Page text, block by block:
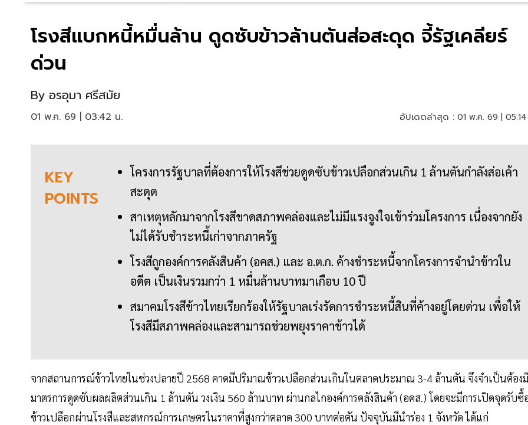
โรงสีแบกหนี้หมื่นล้าน ดูดซับข้าวล้านตันส่อสะดุด จี้รัฐเคลียร์
ด่วน
By อรอุมา ศรีสมัย
01 พ.ค. 69 | 03:42 น. อัปเดตล่าสุด : 01 พ.ค. 69 |
KEY
POINTS
โครงการรัฐบาลที่ต้องการให้โรงสีช่วยดูดซับข้าวเปลือกส่วนเกิน 1 ล้านตันกำลังส่อเค้า
สะดุด
สาเหตุหลักมาจากโรงสีขาดสภาพคล่องและไม่มีแรงจูงใจเข้าร่วมโครงการ เนื่องจากยัง
ไม่ได้รับชำระหนี้เก่าจากภาครัฐ
โรงสีถูกองค์การคลังสินค้า (อคส.) และ อ.ต.ก. ค้างชำระหนี้จากโครงการจำนำข้าวใน
อดีต เป็นเงินรวมกว่า 1 หมื่นล้านบาทมาเกือบ 10 ปี
สมาคมโรงสีข้าวไทยเรียกร้องให้รัฐบาลเร่งรัดการชำระหนี้สินที่ค้างอยู่โดยด่วน เพื่อให้
โรงสีมีสภาพคล่องและสามารถช่วยพยุงราคาข้าวได้
จากสถานการณ์ข้าวไทยในช่วงปลายปี 2568 คาดมีปริมาณข้าวเปลือกส่วนเกินในตลาดประมาณ 3-4 ล้านตัน จึงจำเป็นต้องมี
มาตรการดูดซับผลผลิตส่วนเกิน 1 ล้านตัน วงเงิน 560 ล้านบาท ผ่านกลไกองค์การคลังสินค้า (อคส.) โดยจะมีการเปิดจุดรับซื้
ข้าวเปลือกผ่านโรงสีและสหกรณ์การเกษตรในราคาที่สูงกว่าตลาด 300 บาทต่อตัน ปัจจุบันมีนำร่อง 1 จังหวัด ได้แก่